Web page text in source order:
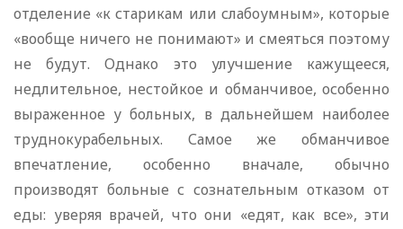
отделение «к старикам или слабоумным», которые
«вообще ничего не понимают» и смеяться поэтому
не будут. Однако это улучшение кажущееся,
недлительное, нестойкое и обманчивое, особенно
выраженное у больных, в дальнейшем наиболее
труднокурабельных. Самое же обманчивое
впечатление, особенно вначале, обычно
производят больные с сознательным отказом от
еды: уверяя врачей, что они «едят, как все», эти